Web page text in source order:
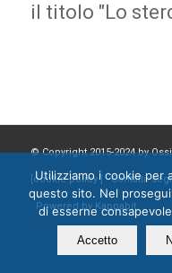
il titolo "Lo
© Copyright 2015-2024 by
cookie policy] Contatti:
Powered by Kappabit
Utilizziamo i cookie per
questo sito. Nel
di esserne
Accetto